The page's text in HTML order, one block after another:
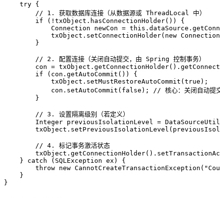
try {
// 1. 获取数据库连接（从数据源或 ThreadLocal 中）
if (!txObject.hasConnectionHolder()) {
Connection
newCon = this
            txObject.setConnectionHolder(
new
        }
// 2. 配置连接（关闭自动提交，由 Spring 控制事务）
con =
if (con.getAutoCommit()) {
            txObject.setMustRestoreAutoCommit(
true );
            con.setAutoCommit(
false ); // 核心：关闭自动提
        }
// 3. 设置隔离级别（若定义）
Integer previousIsolationLevel =
// 4. 标记事务激活状态
    }
catch (SQLException ex) {
throw new CannotCreateTransactionException (
    }
}